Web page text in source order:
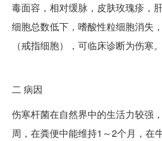
毒面容，相对缓脉，皮肤玫瑰疹，
细胞总数低下，嗜酸性粒细胞消失
（戒指细胞），可临床诊断为伤寒。
二 病因
伤寒杆菌在自然界中的生活力较强
周，在粪便中能维持1～2个月，在